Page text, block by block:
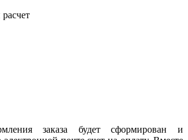
заказа будет сформирован и